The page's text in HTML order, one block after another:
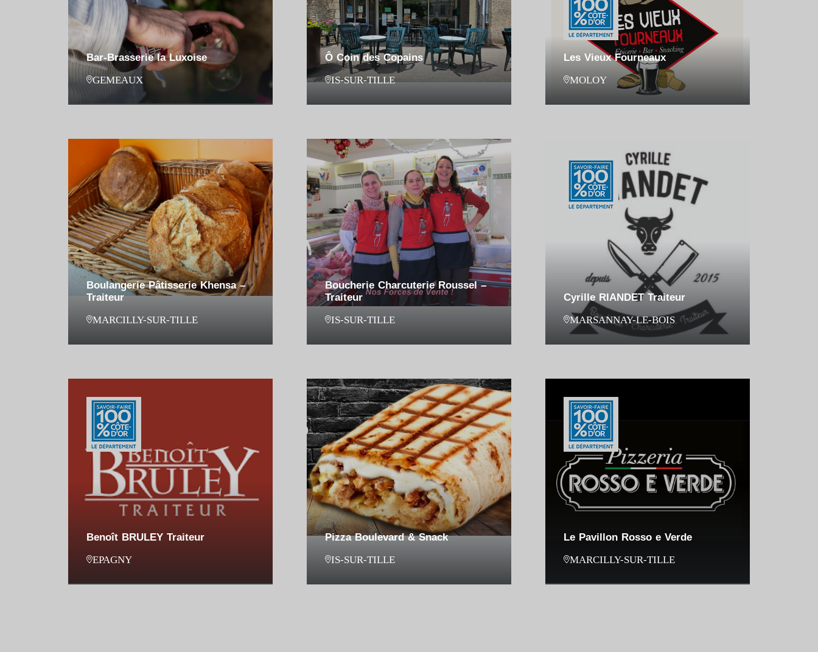
Bar-Brasserie la Luxoise
GEMEAUX
Ô Coin des Copains
IS-SUR-TILLE
Les Vieux Fourneaux
MOLOY
Boulangerie Pâtisserie Khensa –
Traiteur
MARCILLY-SUR-TILLE
Boucherie Charcuterie Roussel –
Traiteur
IS-SUR-TILLE
Cyrille RIANDET Traiteur
MARSANNAY-LE-BOIS
Benoît BRULEY Traiteur
EPAGNY
Pizza Boulevard & Snack
IS-SUR-TILLE
Le Pavillon Rosso e Verde
MARCILLY-SUR-TILLE